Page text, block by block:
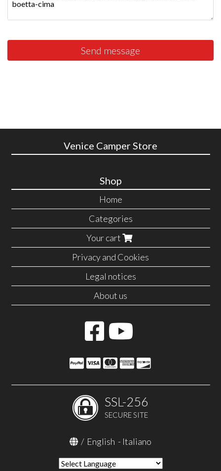
Send message
Venice Camper Store
Shop
Home
Categories
Your cart
Privacy and Cookies
Legal notices
About us
SSL-256
SECURE SITE
/ English - Italiano